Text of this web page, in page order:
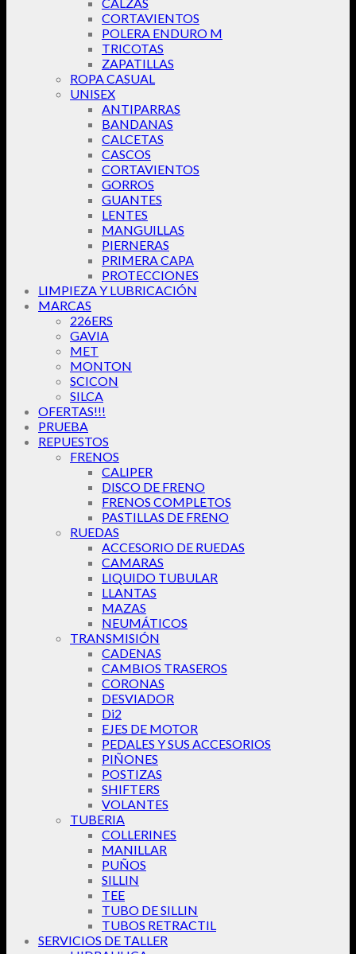
CORTAVIENTOS
POLERA ENDURO M
TRICOTAS
ZAPATILLAS
ROPA CASUAL
UNISEX
ANTIPARRAS
BANDANAS
CALCETAS
CASCOS
CORTAVIENTOS
GORROS
GUANTES
LENTES
MANGUILLAS
PIERNERAS
PRIMERA CAPA
PROTECCIONES
LIMPIEZA Y LUBRICACIÓN
MARCAS
226ERS
GAVIA
MET
MONTON
SCICON
SILCA
OFERTAS!!!
PRUEBA
REPUESTOS
FRENOS
CALIPER
DISCO DE FRENO
FRENOS COMPLETOS
PASTILLAS DE FRENO
RUEDAS
ACCESORIO DE RUEDAS
CAMARAS
LIQUIDO TUBULAR
LLANTAS
MAZAS
NEUMÁTICOS
TRANSMISIÓN
CADENAS
CAMBIOS TRASEROS
CORONAS
DESVIADOR
Di2
EJES DE MOTOR
PEDALES Y SUS ACCESORIOS
PIÑONES
POSTIZAS
SHIFTERS
VOLANTES
TUBERIA
COLLERINES
MANILLAR
PUÑOS
SILLIN
TEE
TUBO DE SILLIN
TUBOS RETRACTIL
SERVICIOS DE TALLER